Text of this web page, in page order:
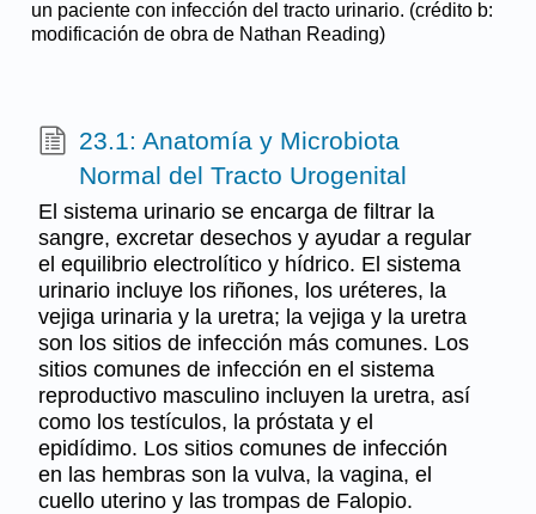
un paciente con infección del tracto urinario. (crédito b:
modificación de obra de Nathan Reading)
23.1: Anatomía y Microbiota
Normal del Tracto Urogenital
El sistema urinario se encarga de filtrar la
sangre, excretar desechos y ayudar a regular
el equilibrio electrolítico y hídrico. El sistema
urinario incluye los riñones, los uréteres, la
vejiga urinaria y la uretra; la vejiga y la uretra
son los sitios de infección más comunes. Los
sitios comunes de infección en el sistema
reproductivo masculino incluyen la uretra, así
como los testículos, la próstata y el
epidídimo. Los sitios comunes de infección
en las hembras son la vulva, la vagina, el
cuello uterino y las trompas de Falopio.